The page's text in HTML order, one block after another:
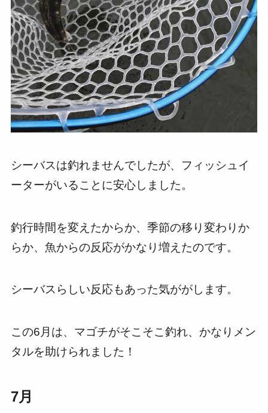
シーバスは釣れませんでしたが、フィッシュイ
ーターがいることに安心しました。
釣行時間を変えたからか、季節の移り変わりか
らか、魚からの反応がかなり増えたのです。
シーバスらしい反応もあった気ががします。
この6月は、マゴチがそこそこ釣れ、かなりメン
タルを助けられました！
7月